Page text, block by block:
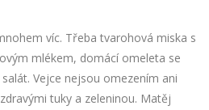
víc. Třeba tvarohová miska s
mlékem, domácí omeleta se
Vejce nejsou omezením ani
tuky a zeleninou. Matěj